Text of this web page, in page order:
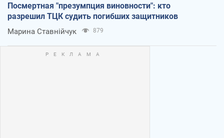
Посмертная "презумпция виновности": кто
разрешил ТЦК судить погибших защитников
Марина Ставнійчук 879